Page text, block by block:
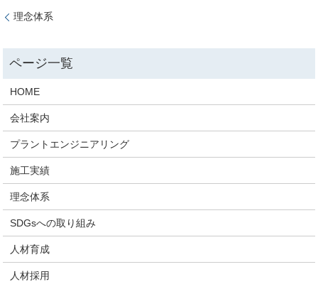
理念体系
HOME
会社案内
プラントエンジニアリング
施工実績
理念体系
SDGsへの取り組み
人材育成
人材採用